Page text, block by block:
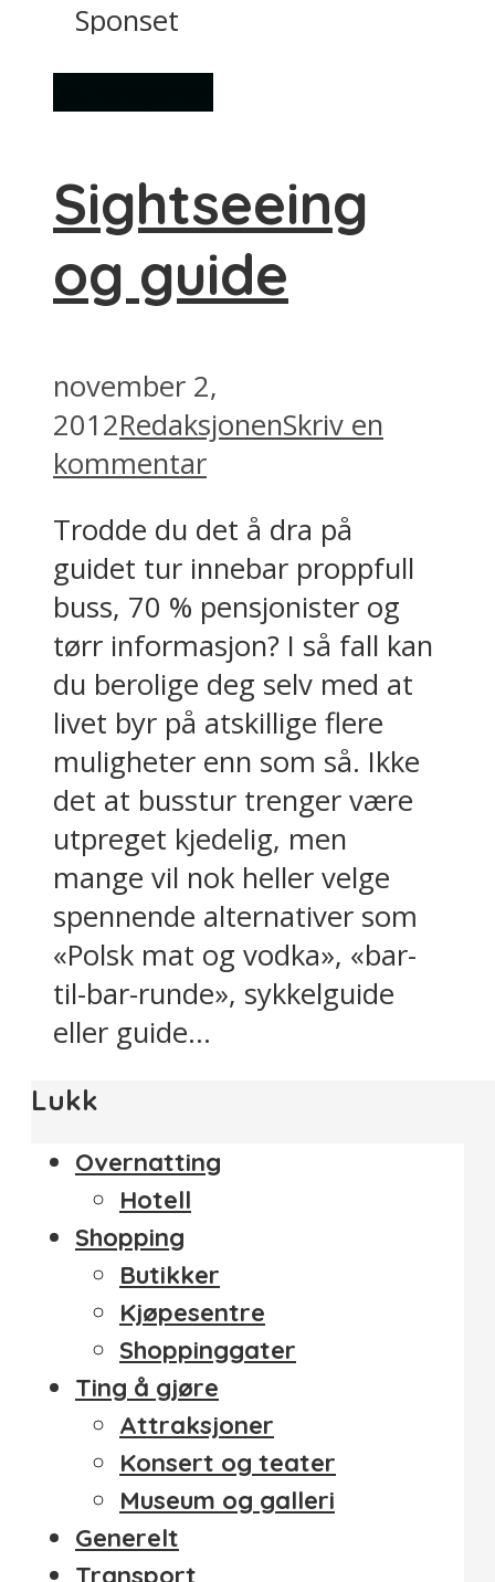
Sponset
Sightseeing
og guide
november 2,
2012RedaksjonenSkriv en
kommentar
Trodde du det å dra på
guidet tur innebar proppfull
buss, 70 % pensjonister og
tørr informasjon? I så fall kan
du berolige deg selv med at
livet byr på atskillige flere
muligheter enn som så. Ikke
det at busstur trenger være
utpreget kjedelig, men
mange vil nok heller velge
spennende alternativer som
«Polsk mat og vodka», «bar-
til-bar-runde», sykkelguide
eller guide...
Lukk
Overnatting
Hotell
Shopping
Butikker
Kjøpesentre
Shoppinggater
Ting å gjøre
Attraksjoner
Konsert og teater
Museum og galleri
Generelt
Transport